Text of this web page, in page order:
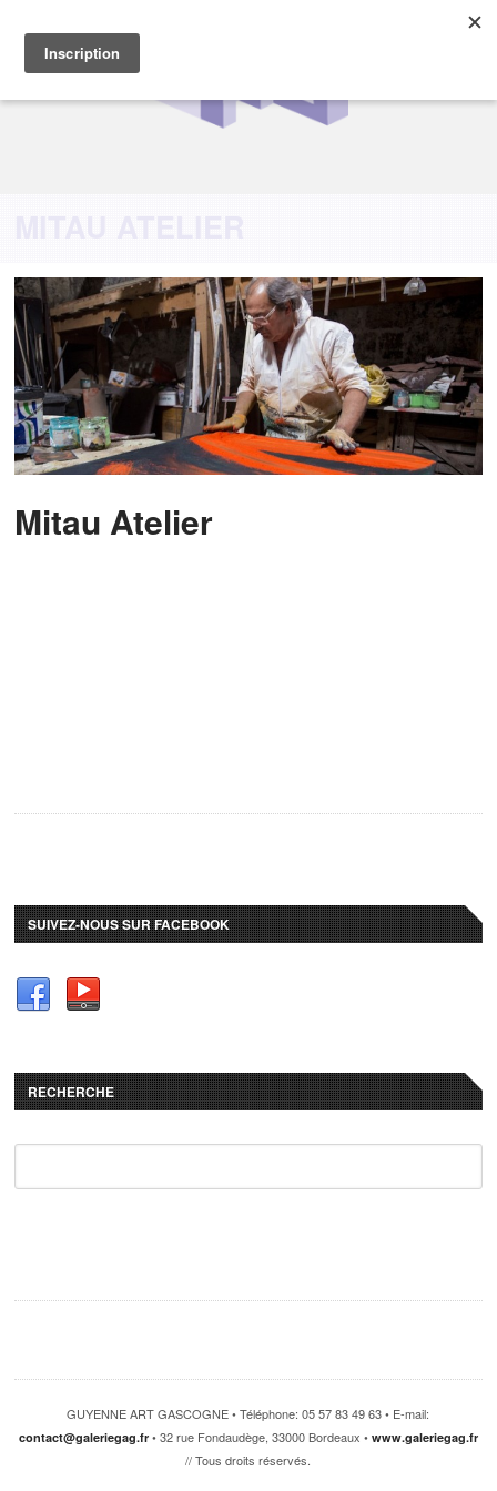
MITAU ATELIER
Mitau Atelier
SUIVEZ-NOUS SUR FACEBOOK
RECHERCHE
GUYENNE ART GASCOGNE • Téléphone: 05 57 83 49 63 • E-mail:
contact@galeriegag.fr• 32 rue Fondaudège, 33000 Bordeaux • www.galeriegag.fr
// Tous droits réservés.